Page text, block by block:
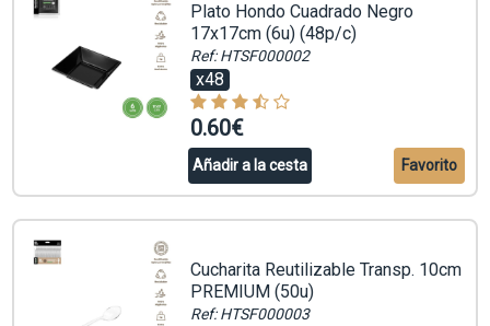
Plato Hondo Cuadrado Negro
17x17cm (6u) (48p/c)
Ref: HTSF000002
x48
0.60€
Añadir a la cesta Favorito
Cucharita Reutilizable Transp. 10cm
PREMIUM (50u)
Ref: HTSF000003